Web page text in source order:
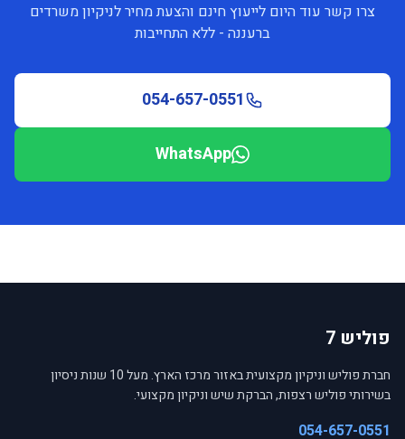
צרו קשר עוד היום לייעוץ חינם והצעת מחיר לניקיון משרדים
ברעננה - ללא התחייבות
054-657-0551
WhatsApp
פוליש 7
חברת פוליש וניקיון מקצועית באזור מרכז הארץ. מעל 10 שנות ניסיון
בשירותי פוליש רצפות, הברקת שיש וניקיון מקצועי.
054-657-0551